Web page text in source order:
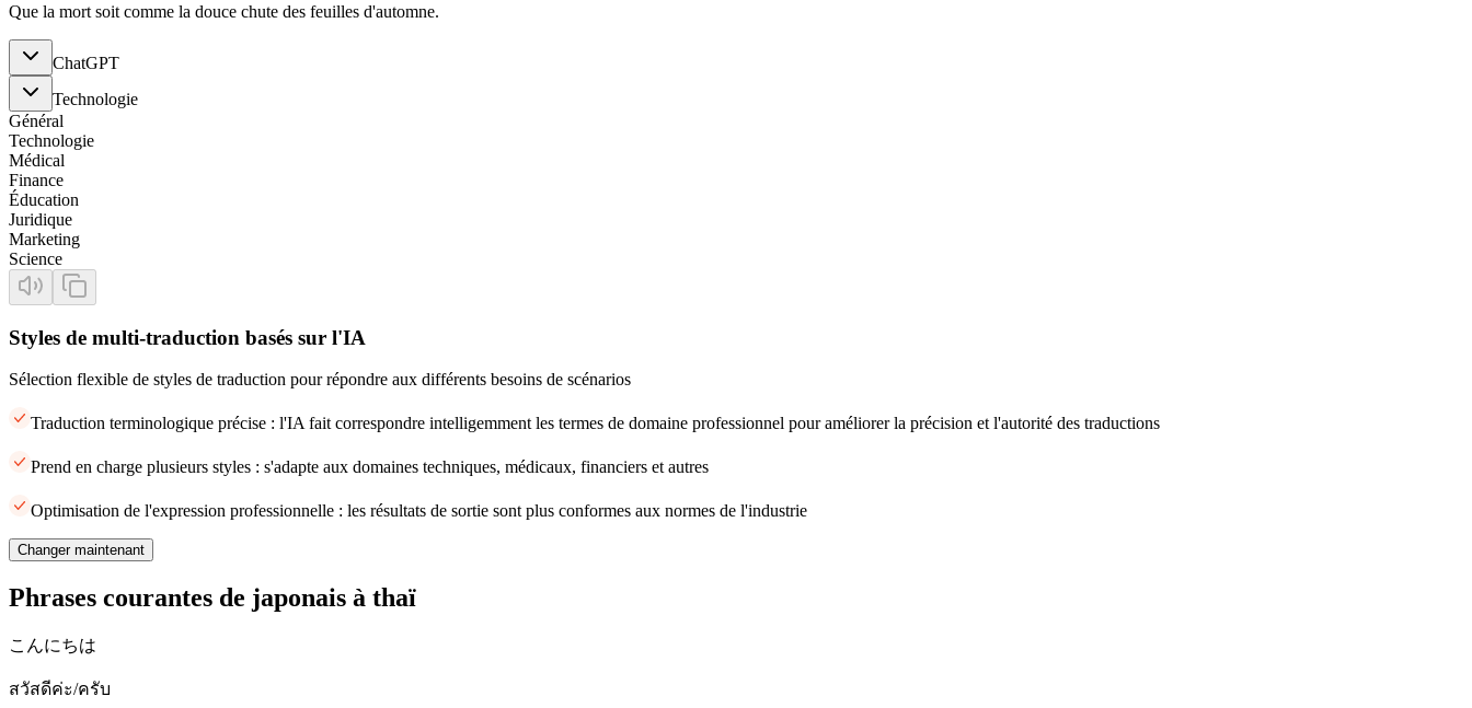
Que la mort soit comme la douce chute des feuilles d'automne.
ChatGPT
Technologie
Général
Technologie
Médical
Finance
Éducation
Juridique
Marketing
Science
Styles de multi-traduction basés sur l'IA
Sélection flexible de styles de traduction pour répondre aux différents besoins de scénarios
Traduction terminologique précise : l'IA fait correspondre intelligemment les termes de domaine professionnel pour améliorer la précision et l'autorité des traductions
Prend en charge plusieurs styles : s'adapte aux domaines techniques, médicaux, financiers et autres
Optimisation de l'expression professionnelle : les résultats de sortie sont plus conformes aux normes de l'industrie
Changer maintenant
Phrases courantes de japonais à thaï
こんにちは
สวัสดีค่ะ/ครับ